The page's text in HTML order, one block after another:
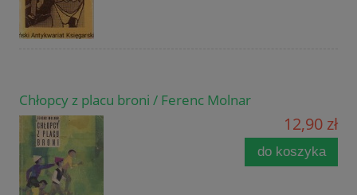
Chłopcy z placu broni / Ferenc Molnar
12,90 zł
do koszyka